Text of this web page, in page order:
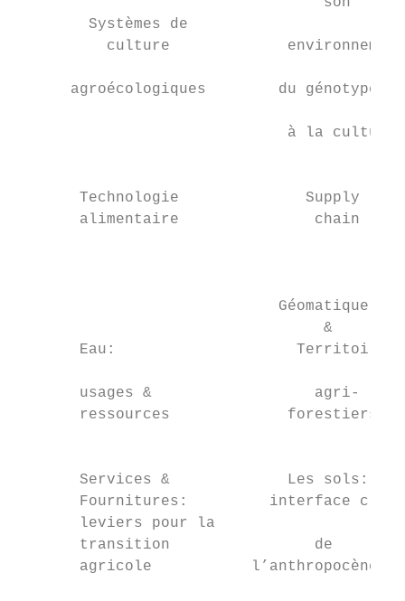
Systèmes de
culture
      agroécologiques        du génotype
                              à la culture
Technologie              Supply
alimentaire               chain
Géomatique
&
Eau:
usages &                  agri-
ressources             forestiers
Services &             Les sols:
Fournitures:         interface clé
leviers pour la
transition                de
agricole           l’anthropocène